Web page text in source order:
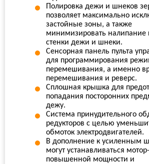
Полировка дежи и шнеков
позволяет максимально
застойные зоны, а также
минимизировать налипание
стенки дежи и шнеки.
Сенсорная панель пульта
для программирования
перемешивания, а именно
перемешивания и реверс.
Сплошная крышка для
попадания посторонних
дежу.
Система принудительного
редукторов с целью
обмоток электродвигателей.
В дополнение к усиленным
могут устанавливаться
повышенной мощности и